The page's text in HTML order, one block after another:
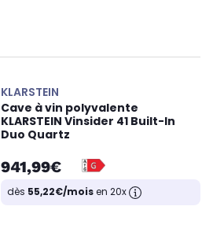
KLARSTEIN
Cave à vin polyvalente
KLARSTEIN Vinsider 41 Built-In
Duo Quartz
941,99€
dès 55,22€/moisen 20x